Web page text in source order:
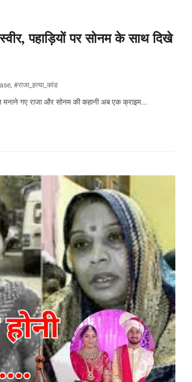
पहाड़ियों पर सोनम के साथ दिखे
, #राजा_हत्या_कांड
मनाने गए राजा और सोनम की कहानी अब एक क्राइम...